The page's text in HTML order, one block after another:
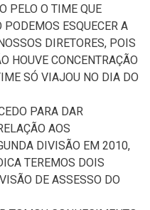
PELO O TIME QUE
ESQUECER A
DIRETORES, POIS
HOUVE CONCENTRAÇÃO
SÓ VIAJOU NO DIA DO
PARA DAR
AOS
DIVISÃO EM 2010,
TEREMOS DOIS
DE ASSESSO DO